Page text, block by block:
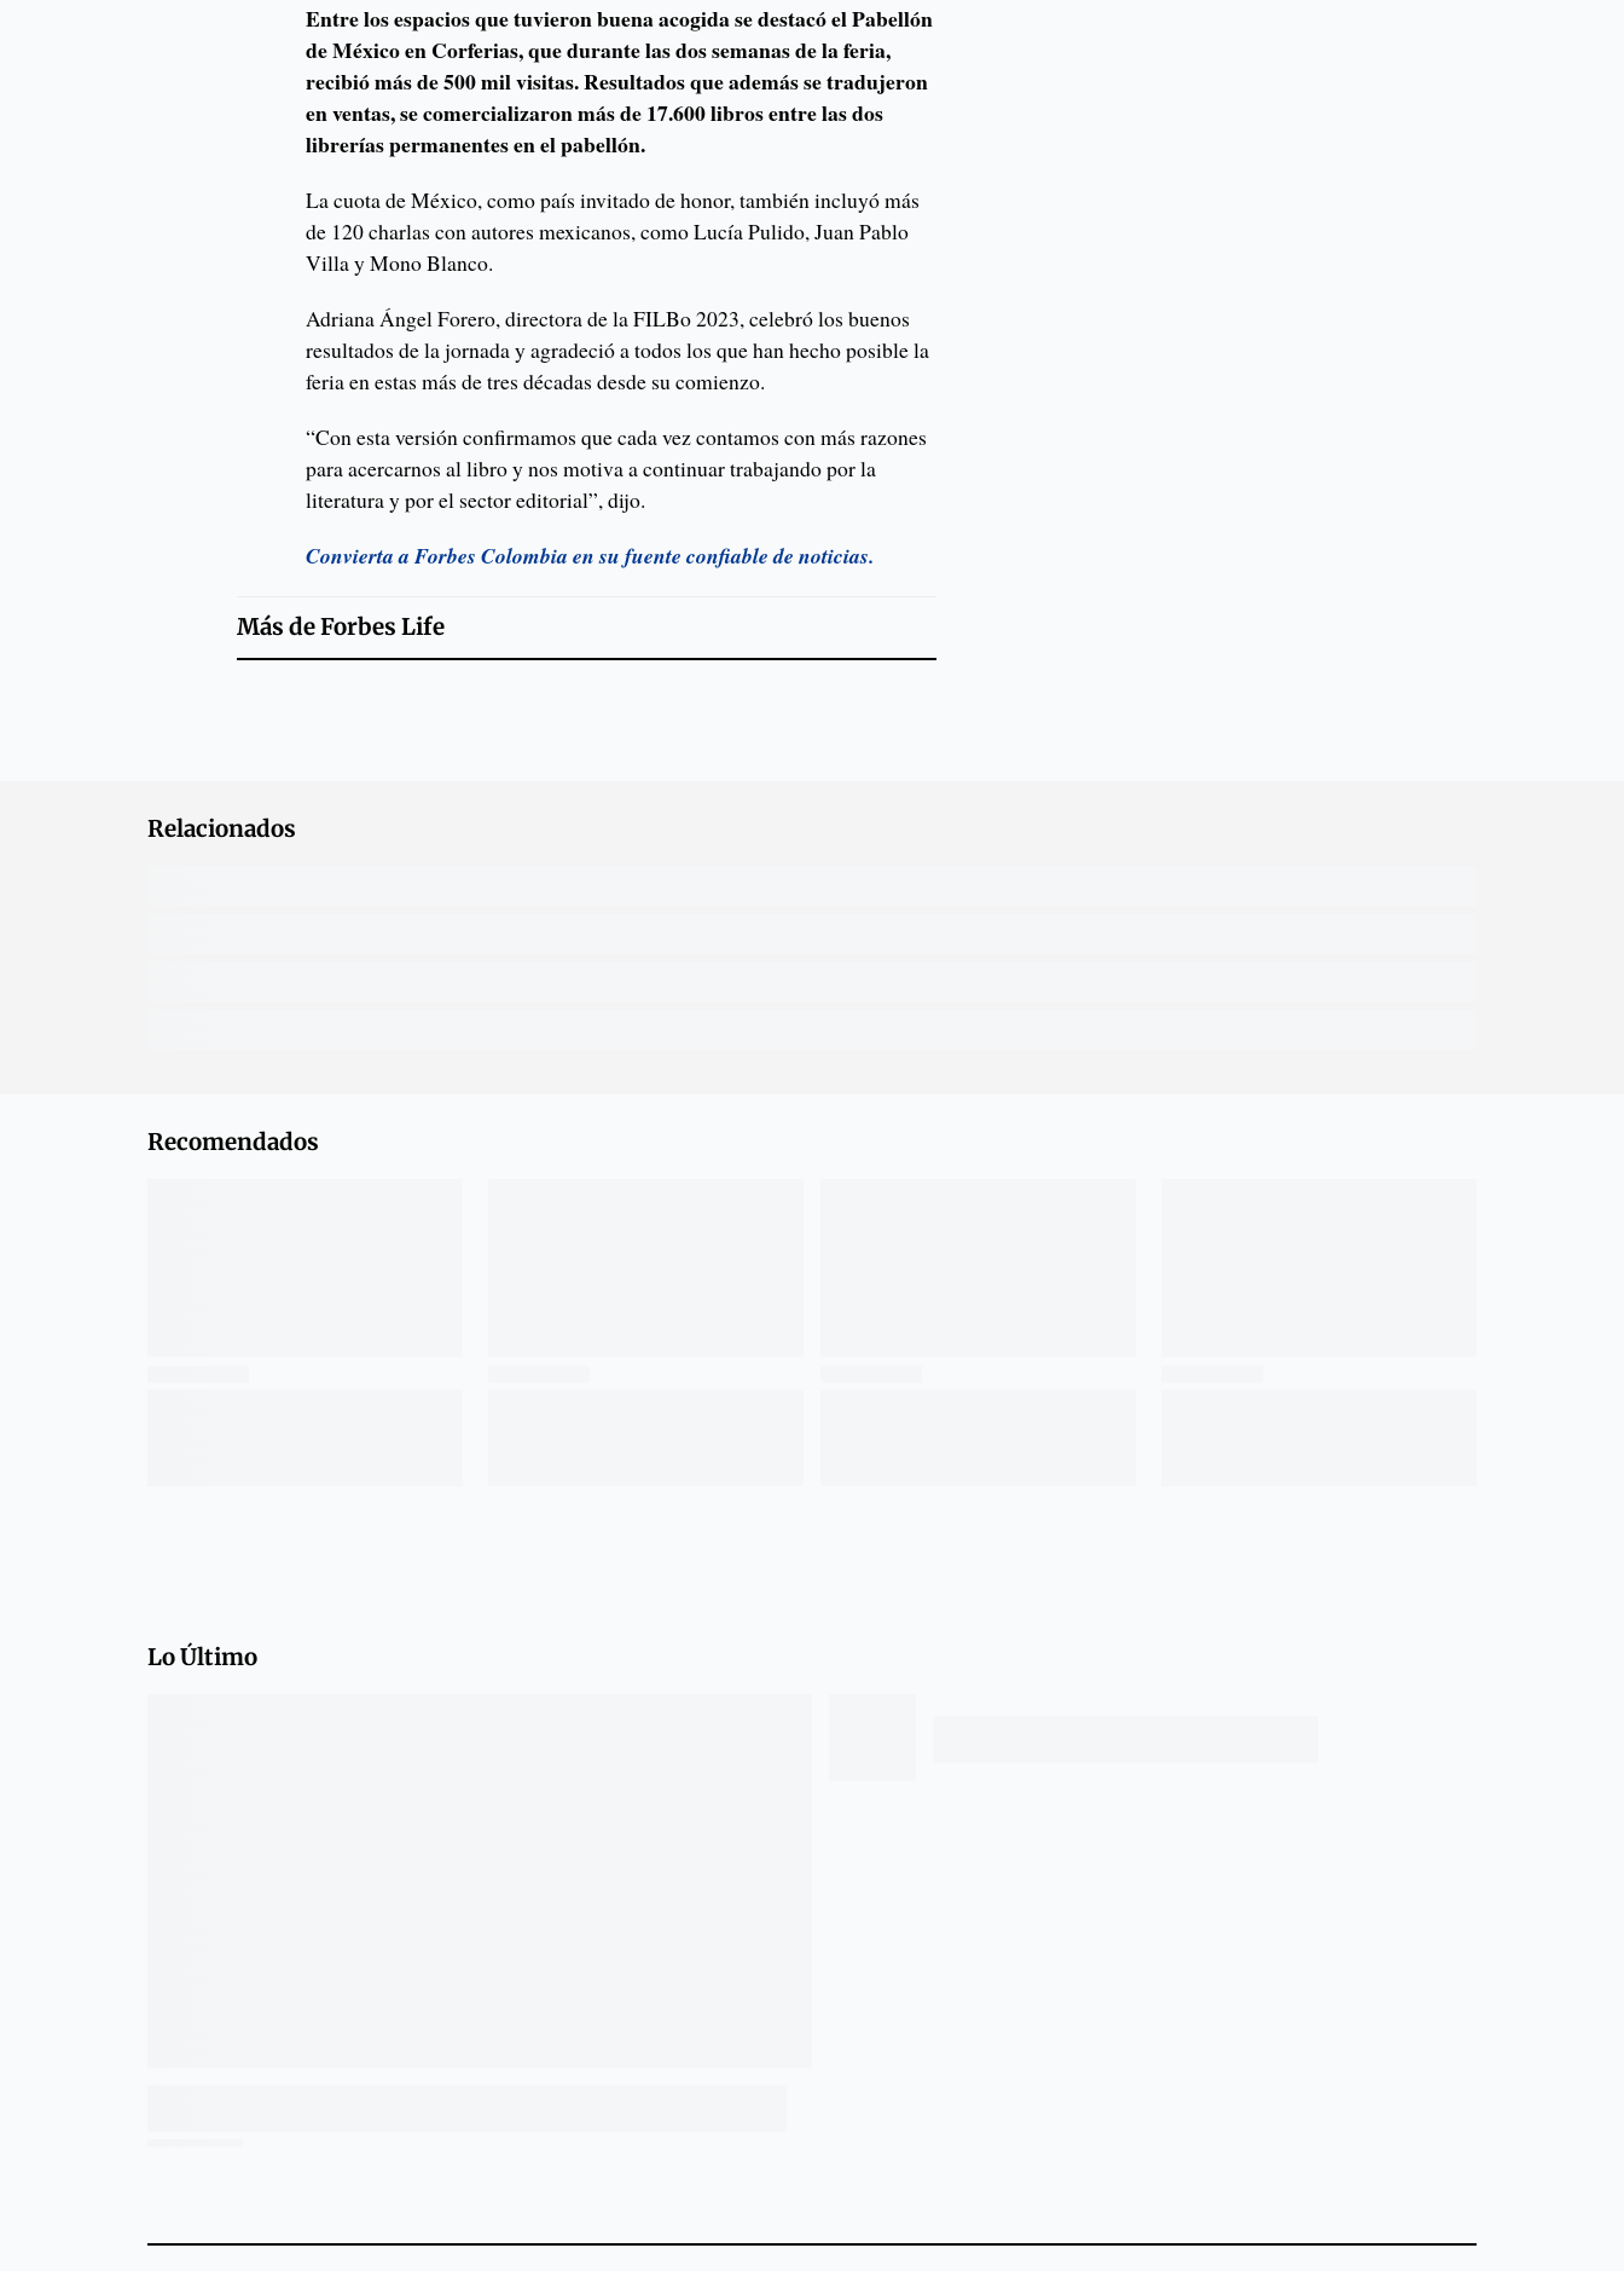
Entre los espacios que tuvieron buena acogida se destacó el Pabellón
de México en Corferias, que durante las dos semanas de la feria,
recibió más de 500 mil visitas. Resultados que además se tradujeron
en ventas, se comercializaron más de 17.600 libros entre las dos
librerías permanentes en el pabellón.
La cuota de México, como país invitado de honor, también incluyó más
de 120 charlas con autores mexicanos, como Lucía Pulido, Juan Pablo
Villa y Mono Blanco.
Adriana Ángel Forero, directora de la FILBo 2023, celebró los buenos
resultados de la jornada y agradeció a todos los que han hecho posible la
feria en estas más de tres décadas desde su comienzo.
“Con esta versión confirmamos que cada vez contamos con más razones
para acercarnos al libro y nos motiva a continuar trabajando por la
literatura y por el sector editorial”, dijo.
Convierta a Forbes Colombia en su fuente confiable de noticias.
Más deForbes Life
Relacionados
Recomendados
Lo Último